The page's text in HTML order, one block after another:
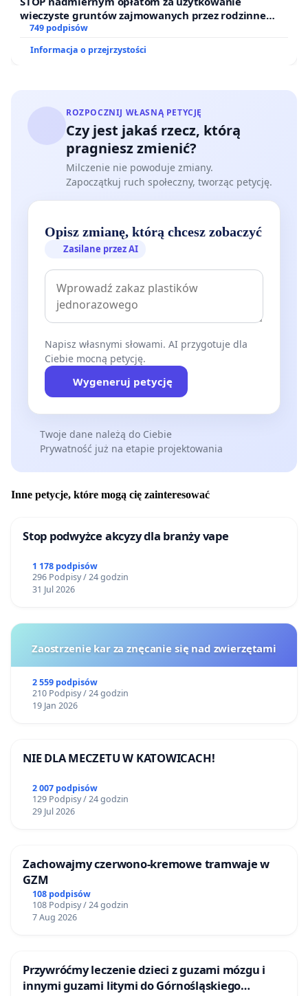
wieczyste gruntów zajmowanych przez rodzinne
ogrody działkowe.
749 podpisów
Informacja o przejrzystości
ROZPOCZNIJ WŁASNĄ PETYCJĘ
Czy jest jakaś rzecz, którą
pragniesz zmienić?
Milczenie nie powoduje zmiany.
Zapoczątkuj ruch społeczny, tworząc petycję.
Opisz zmianę, którą chcesz zobaczyć
Zasilane przez AI
Napisz własnymi słowami. AI przygotuje dla
Ciebie mocną petycję.
Wygeneruj petycję
Twoje dane należą do Ciebie
Prywatność już na etapie projektowania
Inne petycje, które mogą cię zainteresować
Stop podwyżce akcyzy dla branży vape
1 178 podpisów
296 Podpisy / 24 godzin
31 Jul 2026
Zaostrzenie kar za znęcanie się nad zwierzętami
2 559 podpisów
210 Podpisy / 24 godzin
19 Jan 2026
NIE DLA MECZETU W KATOWICACH!
2 007 podpisów
129 Podpisy / 24 godzin
29 Jul 2026
Zachowajmy czerwono-kremowe tramwaje w
GZM
108 podpisów
108 Podpisy / 24 godzin
7 Aug 2026
Przywróćmy leczenie dzieci z guzami mózgu i
innymi guzami litymi do Górnośląskiego